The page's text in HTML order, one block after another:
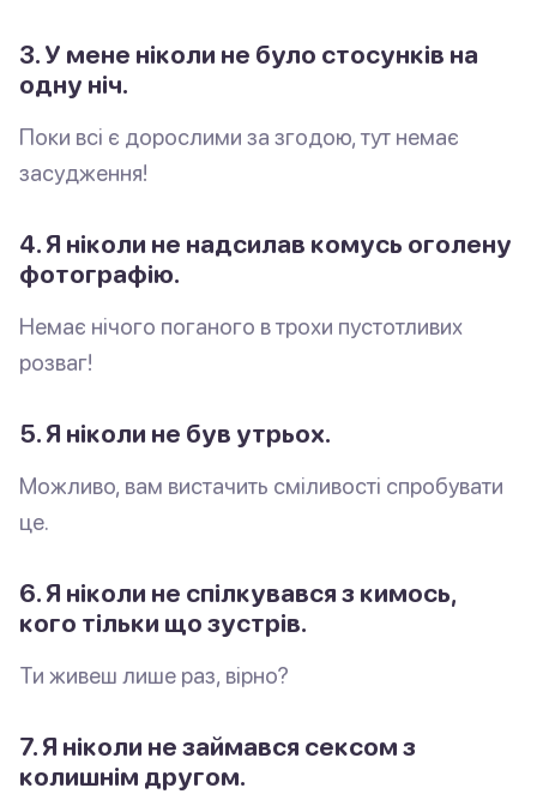
3. У мене ніколи не було стосунків на
одну ніч.
Поки всі є дорослими за згодою, тут немає
засудження!
4. Я ніколи не надсилав комусь оголену
фотографію.
Немає нічого поганого в трохи пустотливих
розваг!
5. Я ніколи не був утрьох.
Можливо, вам вистачить сміливості спробувати
це.
6. Я ніколи не спілкувався з кимось,
кого тільки що зустрів.
Ти живеш лише раз, вірно?
7. Я ніколи не займався сексом з
колишнім другом.